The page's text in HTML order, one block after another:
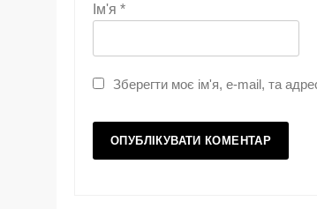
Ім'я *
Зберегти моє ім'я, e-mail, та